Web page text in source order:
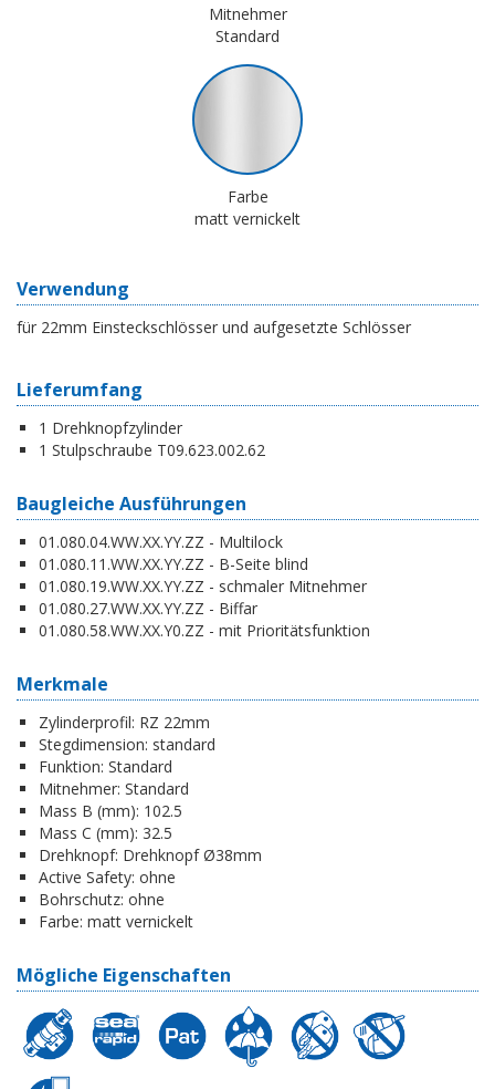
Mitnehmer
Standard
Farbe
matt vernickelt
Verwendung
für 22mm Einsteckschlösser und aufgesetzte Schlösser
Lieferumfang
1 Drehknopfzylinder
1 Stulpschraube T09.623.002.62
Baugleiche Ausführungen
01.080.04.WW.XX.YY.ZZ - Multilock
01.080.11.WW.XX.YY.ZZ - B-Seite blind
01.080.19.WW.XX.YY.ZZ - schmaler Mitnehmer
01.080.27.WW.XX.YY.ZZ - Biffar
01.080.58.WW.XX.Y0.ZZ - mit Prioritätsfunktion
Merkmale
Zylinderprofil: RZ 22mm
Stegdimension: standard
Funktion: Standard
Mitnehmer: Standard
Mass B (mm): 102.5
Mass C (mm): 32.5
Drehknopf: Drehknopf Ø38mm
Active Safety: ohne
Bohrschutz: ohne
Farbe: matt vernickelt
Mögliche Eigenschaften